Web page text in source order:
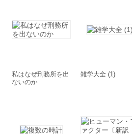
私はなぜ刑務所を出
ないのか
雑学大全 (1)